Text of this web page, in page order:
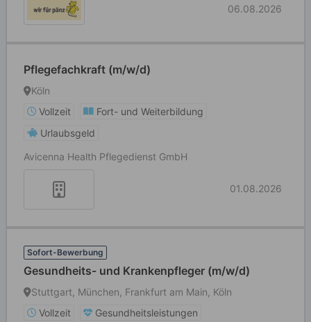
06.08.2026
Pflegefachkraft (m/w/d)
Köln
Vollzeit
Fort- und Weiterbildung
Urlaubsgeld
Avicenna Health Pflegedienst GmbH
01.08.2026
Sofort-Bewerbung
Gesundheits- und Krankenpfleger (m/w/d)
Stuttgart, München, Frankfurt am Main, Köln
Vollzeit
Gesundheitsleistungen